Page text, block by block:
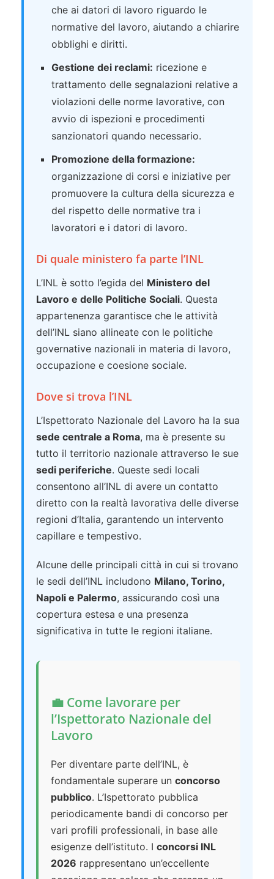
che ai datori di lavoro riguardo le
normative del lavoro, aiutando a chiarire
obblighi e diritti.
Gestione dei reclami: ricezione e
trattamento delle segnalazioni relative a
violazioni delle norme lavorative, con
avvio di ispezioni e procedimenti
sanzionatori quando necessario.
Promozione della formazione:
organizzazione di corsi e iniziative per
promuovere la cultura della sicurezza e
del rispetto delle normative tra i
lavoratori e i datori di lavoro.
Di quale ministero fa parte l’INL
L’INL è sotto l’egida del Ministero del
Lavoro e delle Politiche Sociali. Questa
appartenenza garantisce che le attività
dell’INL siano allineate con le politiche
governative nazionali in materia di lavoro,
occupazione e coesione sociale.
Dove si trova l’INL
L’Ispettorato Nazionale del Lavoro ha la sua
sede centrale a Roma, ma è presente su
tutto il territorio nazionale attraverso le sue
sedi periferiche. Queste sedi locali
consentono all’INL di avere un contatto
diretto con la realtà lavorativa delle diverse
regioni d’Italia, garantendo un intervento
capillare e tempestivo.
Alcune delle principali città in cui si trovano
le sedi dell’INL includono Milano, Torino,
Napoli e Palermo, assicurando così una
copertura estesa e una presenza
significativa in tutte le regioni italiane.
💼 Come lavorare per
l’Ispettorato Nazionale del
Lavoro
Per diventare parte dell’INL, è
fondamentale superare un concorso
pubblico. L’Ispettorato pubblica
periodicamente bandi di concorso per
vari profili professionali, in base alle
esigenze dell’istituto. I concorsi INL
2026 rappresentano un’eccellente